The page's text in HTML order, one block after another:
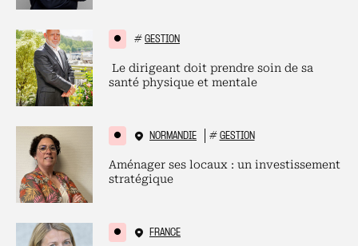
# GESTION
Le dirigeant doit prendre soin de sa
santé physique et mentale
NORMANDIE # GESTION
Aménager ses locaux : un investissement
stratégique
FRANCE